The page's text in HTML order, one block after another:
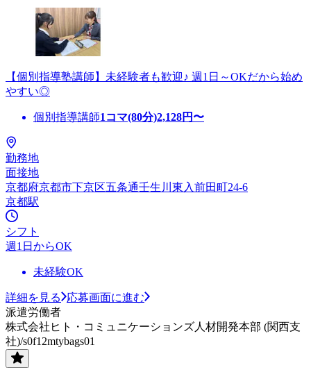
【個別指導塾講師】未経験者も歓迎♪ 週1日～OKだから始め
やすい◎
個別指導講師1コマ(80分)2,128円〜
勤務地
面接地
京都府京都市下京区五条通壬生川東入前田町24-6
京都駅
シフト
週1日からOK
未経験OK
詳細を見る
応募画面に進む
派遣労働者
株式会社ヒト・コミュニケーションズ人材開発本部 (関西支
社)/s0f12mtybags01